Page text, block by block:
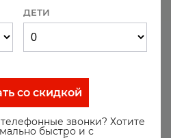
ДЕТИ
со скидкой
звонки? Хотите
быстро и с